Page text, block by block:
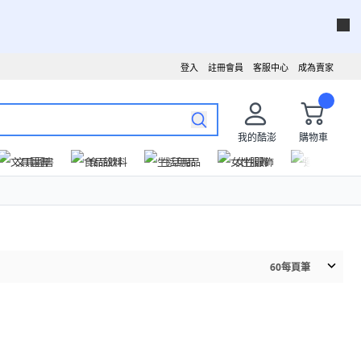
成為賣家
客服中心
註冊會員
登入
我的酷澎
購物車
文具圖書
食品飲料 生活用品 女性服飾
60每頁筆